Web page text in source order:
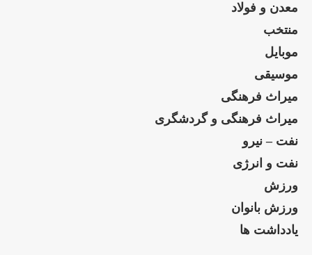
معدن و فولاد
منتخب
موبایل
موسیقی
میراث فرهنگی
میراث فرهنگی و گردشگری
نفت – نیرو
نفت و انرژی
ورزش
ورزش بانوان
یادداشت ها